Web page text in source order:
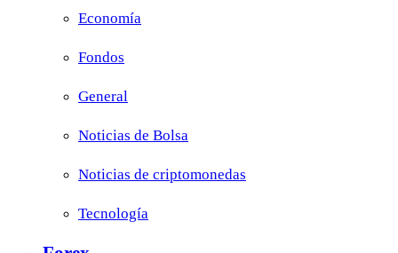
Economía
Fondos
General
Noticias de Bolsa
Noticias de criptomonedas
Tecnología